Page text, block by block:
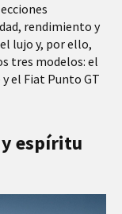
rendimiento y
lujo y, por ello,
tres modelos: el
el Fiat Punto GT
espíritu